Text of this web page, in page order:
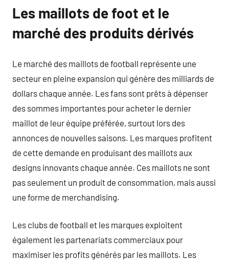
Les maillots de foot et le
marché des produits dérivés
Le marché des maillots de football représente une
secteur en pleine expansion qui génère des milliards de
dollars chaque année. Les fans sont prêts à dépenser
des sommes importantes pour acheter le dernier
maillot de leur équipe préférée, surtout lors des
annonces de nouvelles saisons. Les marques profitent
de cette demande en produisant des maillots aux
designs innovants chaque année. Ces maillots ne sont
pas seulement un produit de consommation, mais aussi
une forme de merchandising.
Les clubs de football et les marques exploitent
également les partenariats commerciaux pour
maximiser les profits générés par les maillots. Les